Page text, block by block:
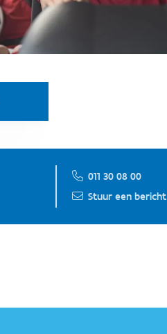
011 30 08 00
Stuur een bericht